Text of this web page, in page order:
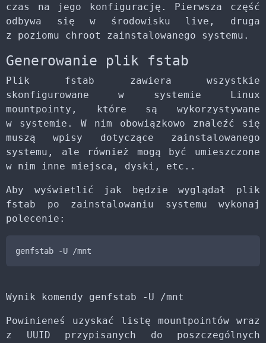
czas na jego konfigurację. Pierwsza część
odbywa się w środowisku live, druga
z poziomu chroot zainstalowanego systemu.
Generowanie plik fstab
Plik fstab zawiera wszystkie
skonfigurowane w systemie Linux
mountpointy, które są wykorzystywane
w systemie. W nim obowiązkowo znaleźć się
muszą wpisy dotyczące zainstalowanego
systemu, ale również mogą być umieszczone
w nim inne miejsca, dyski, etc..
Aby wyświetlić jak będzie wyglądał plik
fstab po zainstalowaniu systemu wykonaj
polecenie:
genfstab -U /mnt
Wynik komendy genfstab -U /mnt
Powinieneś uzyskać listę mountpointów wraz
z UUID przypisanych do poszczególnych